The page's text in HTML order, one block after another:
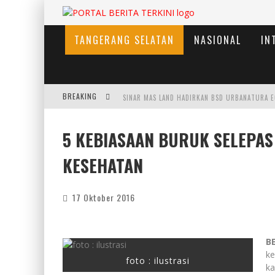
TANGERANG SELATAN NASIONAL
BREAKING
5 KEBIASAAN BURUK
KESEHATAN
17 Oktober 2016
foto : ilustrasi